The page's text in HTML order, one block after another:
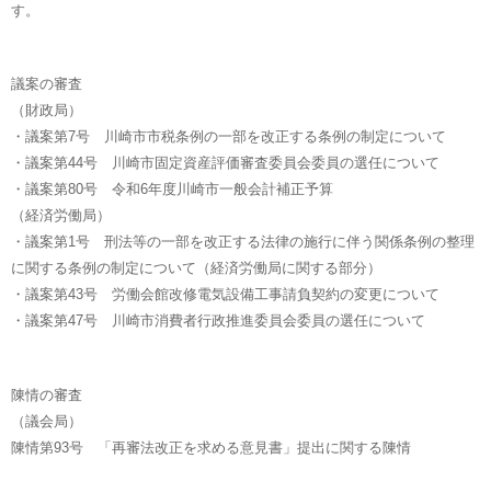
す。
議案の審査
（財政局）
・議案第7号 川崎市市税条例の一部を改正する条例の制定について
・議案第44号 川崎市固定資産評価審査委員会委員の選任について
・議案第80号 令和6年度川崎市一般会計補正予算
（経済労働局）
・議案第1号 刑法等の一部を改正する法律の施行に伴う関係条例の整理
に関する条例の制定について（経済労働局に関する部分）
・議案第43号 労働会館改修電気設備工事請負契約の変更について
・議案第47号 川崎市消費者行政推進委員会委員の選任について
陳情の審査
（議会局）
陳情第93号 「再審法改正を求める意見書」提出に関する陳情